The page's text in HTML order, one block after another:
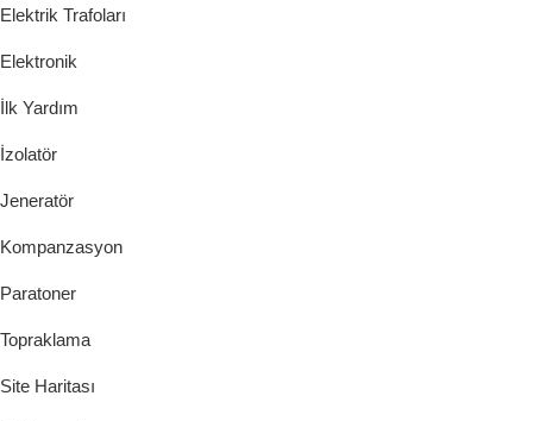
Elektrik Trafoları
Elektronik
İlk Yardım
İzolatör
Jeneratör
Kompanzasyon
Paratoner
Topraklama
Site Haritası